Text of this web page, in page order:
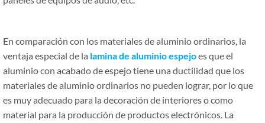
En comparación con los materiales de aluminio ordinarios, la
ventaja especial de la lamina de aluminio espejoes que el
aluminio con acabado de espejo tiene una ductilidad que los
materiales de aluminio ordinarios no pueden lograr, por lo que
es muy adecuado para la decoración de interiores o como
material para la producción de productos electrónicos. La